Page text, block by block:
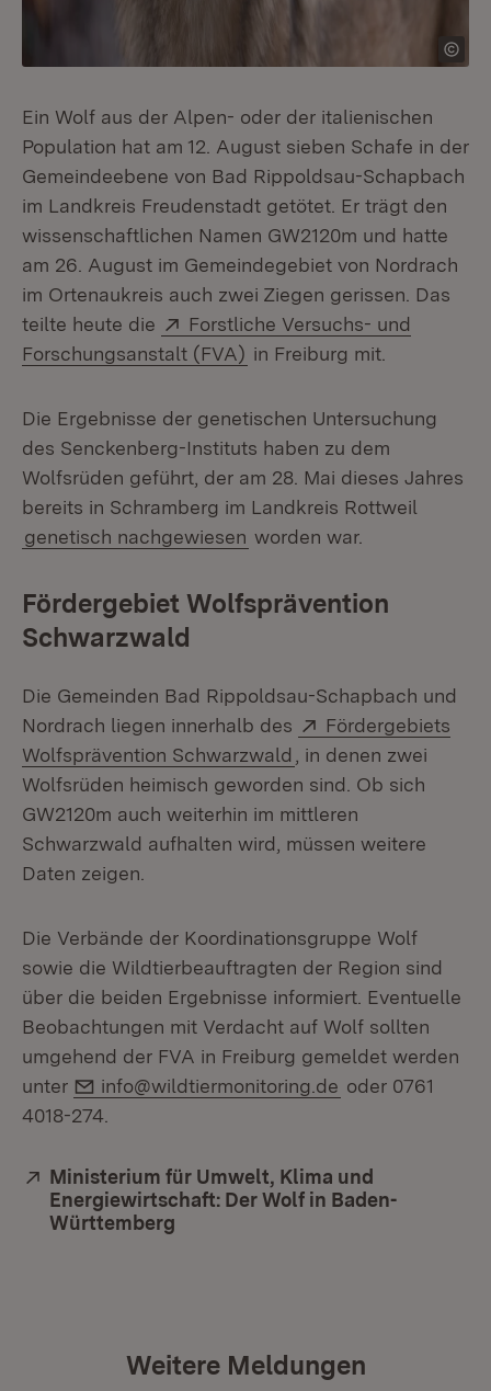
Ein Wolf aus der Alpen- oder der italienischen
Population hat am 12. August sieben Schafe in der
Gemeindeebene von Bad Rippoldsau-Schapbach
im Landkreis Freudenstadt getötet. Er trägt den
wissenschaftlichen Namen GW2120m und hatte
am 26. August im Gemeindegebiet von Nordrach
im Ortenaukreis auch zwei Ziegen gerissen. Das
teilte heute die
Extern:
Forstliche Versuchs- und
Forschungsanstalt (FVA) (Öffnet in neuem Fenster)
in Freiburg mit.
Die Ergebnisse der genetischen Untersuchung
des Senckenberg-Instituts haben zu dem
Wolfsrüden geführt, der am 28. Mai dieses Jahres
bereits in Schramberg im Landkreis Rottweil
genetisch nachgewiesen worden war.
Fördergebiet Wolfsprävention
Schwarzwald
Die Gemeinden Bad Rippoldsau-Schapbach und
Nordrach liegen innerhalb des
Extern:
Fördergebiets
Wolfsprävention Schwarzwald (Öffnet in neuem
, in denen zwei
Wolfsrüden heimisch geworden sind. Ob sich
GW2120m auch weiterhin im mittleren
Schwarzwald aufhalten wird, müssen weitere
Daten zeigen.
Die Verbände der Koordinationsgruppe Wolf
sowie die Wildtierbeauftragten der Region sind
über die beiden Ergebnisse informiert. Eventuelle
Beobachtungen mit Verdacht auf Wolf sollten
umgehend der FVA in Freiburg gemeldet werden
unter
E-Mail:
info@wildtiermonitoring.de oder 0761
4018-274.
Extern:
Ministerium für Umwelt, Klima und
Energiewirtschaft: Der Wolf in Baden-
Württemberg
Weitere Meldungen